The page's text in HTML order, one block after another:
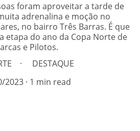
foram aproveitar a tarde de
adrenalina e moção no
no bairro Três Barras. É que
etapa do ano da Copa Norte de
e Pilotos.
DESTAQUE
2023
1 min read